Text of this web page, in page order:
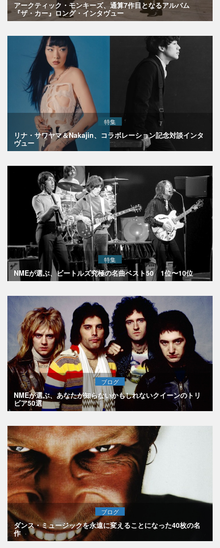
アークティック・モンキーズ、通算7作目となるアルバム
『ザ・カー』ロング・インタヴュー
特集
リナ・サワヤマ＆Nakajin、コラボレーション記念対談インタ
ヴュー
特集
NMEが選ぶ、ビートルズ究極の名曲ベスト50 1位〜10位
ブログ
NMEが選ぶ、あなたが知らないかもしれないクイーンのトリ
ビア50選
ブログ
ダンス・ミュージックを永遠に変えることになった40枚の名
作